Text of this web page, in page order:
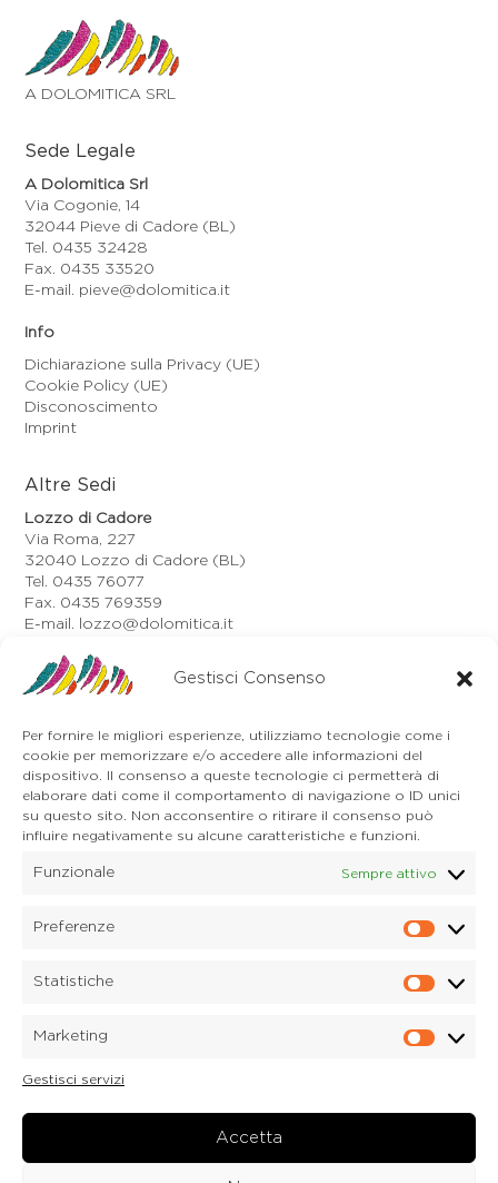
Gestisci Consenso
Per fornire le migliori esperienze, utilizziamo tecnologie come i
cookie per memorizzare e/o accedere alle informazioni del
dispositivo. Il consenso a queste tecnologie ci permetterà di
elaborare dati come il comportamento di navigazione o ID unici
su questo sito. Non acconsentire o ritirare il consenso può
influire negativamente su alcune caratteristiche e funzioni.
Funzionale Sempre attivo
Preferenze
Statistiche
Marketing
Gestisci servizi
Accetta
A DOLOMITICA SRL
Sede Legale
A Dolomitica Srl
Via Cogonie, 14
32044 Pieve di Cadore (BL)
Tel. 0435 32428
Fax. 0435 33520
E-mail. pieve@dolomitica.it
Info
Dichiarazione sulla Privacy (UE)
Cookie Policy (UE)
Disconoscimento
Imprint
Altre Sedi
Lozzo di Cadore
Via Roma, 227
32040 Lozzo di Cadore (BL)
Tel. 0435 76077
Fax. 0435 769359
E-mail. lozzo@dolomitica.it
Auronzo di Cadore
Via Unione, 21/B
32041 Auronzo di Cadore (BL)
E-mail. auronzo@dolomitica.it
Cortina d'Ampezzo
32043 Cortina d'Ampezzo (BL)
Tel. 0436 4127
E-mail. pieve@dolomitica.it
S. Stefano di Cadore
32045 S. Stefano di Cadore - Comelico (BL)
32040 Candide di Comelico Superiore (BL)
E-mail. candide@dolomitica.it
Laboratorio Marmi